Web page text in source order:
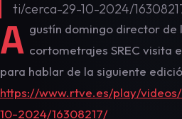
ti/cerca-29-10-2024/
A gustín domingo director de
cortometrajes SREC visita
para hablar de la siguiente
https://www.rtve.es/play/
10-2024/16308217/